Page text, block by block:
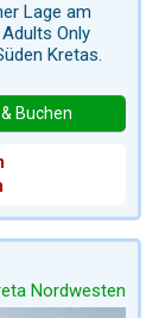
Lage am
Only
Kretas.
Buchen
Nordwesten